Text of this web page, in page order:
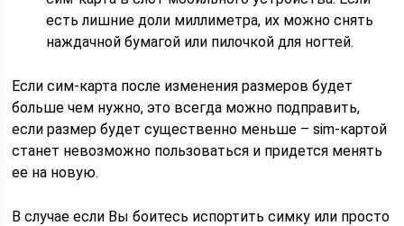
есть лишние доли миллиметра, их можно снять
наждачной бумагой или пилочкой для ногтей.
Если сим-карта после изменения размеров будет
больше чем нужно, это всегда можно подправить,
если размер будет существенно меньше – sim-картой
станет невозможно пользоваться и придется менять
ее на новую.
В случае если Вы боитесь испортить симку или просто